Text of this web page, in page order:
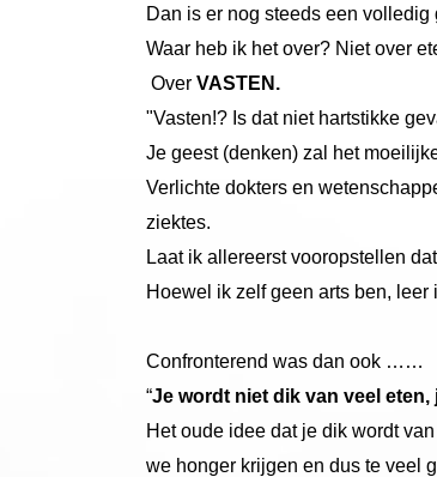
Dan is er nog steeds een
Waar heb ik het over? Niet over
Over VASTEN.
"Vasten!? Is dat niet hartstikke
Je geest (denken) zal het
Verlichte dokters en
ziektes.
Laat ik allereerst vooropstellen
Hoewel ik zelf geen arts ben,
Confronterend was dan ook ……
“Je wordt niet dik van veel eten,
Het oude idee dat je dik wordt
we honger krijgen en dus te veel